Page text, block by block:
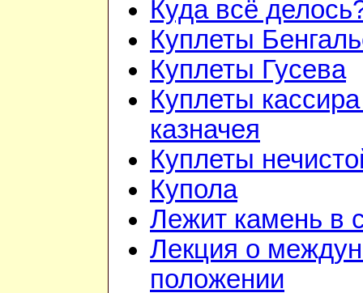
Куда всё
Куплеты
Куплеты Гусева
Куплеты
казначея
Куплеты
Купола
Лежит камень в
Лекция о
положении